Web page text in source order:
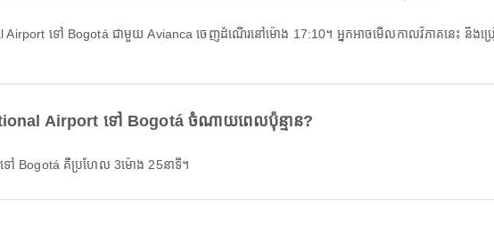
Airport ទៅ Bogotá ចំណាយពេលប៉ុន្មាន?
ៅ Bogotá គឺប្រហែល 3ម៉ោង 25នាទី។